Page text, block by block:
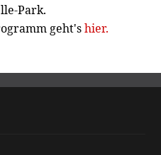
Park.
geht'shier.